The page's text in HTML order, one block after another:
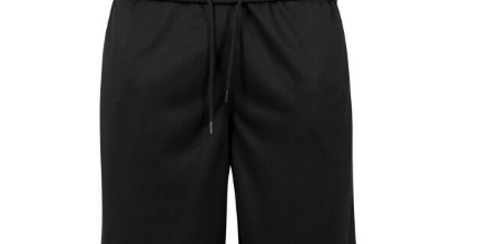
Tassen en reizen
Beurs en evenementen
Bloemen en planten
Horeca